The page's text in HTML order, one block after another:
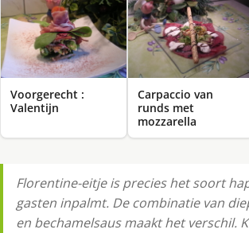
Voorgerecht :
Valentijn
Carpaccio van
runds met
mozzarella
Florentine-eitje is precies het soort
gasten inpalmt. De combinatie van
en bechamelsaus maakt het verschil.